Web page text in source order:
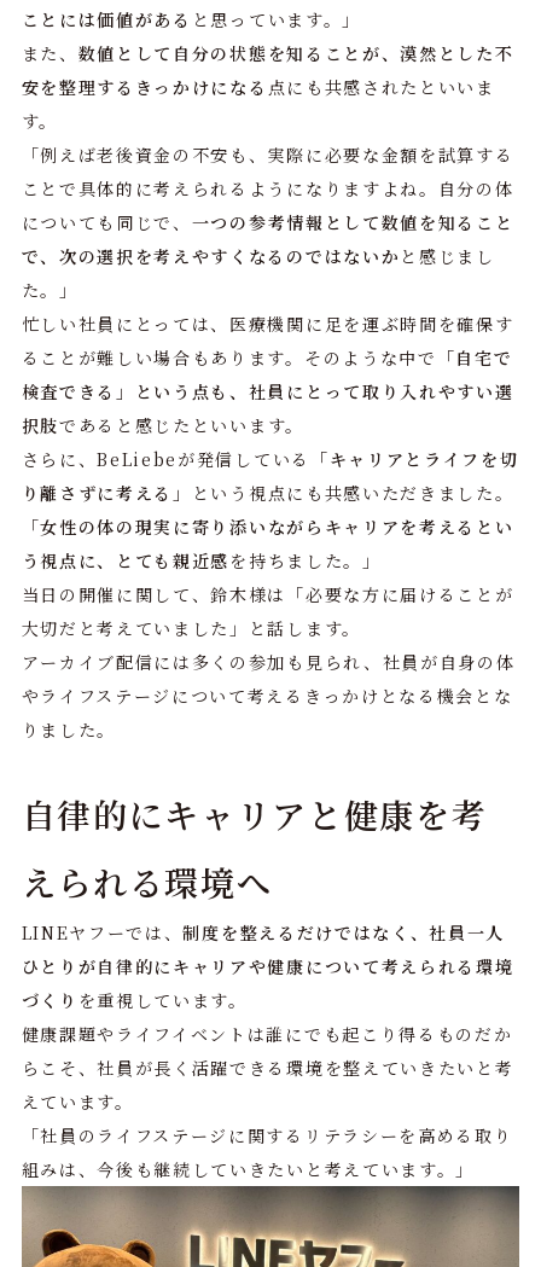
ことには価値がある と思っています。」
また、 数値として自分の状態を知ることが、漠然とした不
安を整理するきっかけになる 点にも共感されたといいま
す。
「例えば老後資金の不安も、実際に必要な金額を試算する
ことで具体的に考えられるようになりますよね。自分の体
についても同じで、 一つの参考情報として数値を知ること
で、次の選択を考えやすくなるのではないか と感じまし
た。」
忙しい社員にとっては、医療機関に足を運ぶ時間を確保す
ることが難しい場合もあります。そのような中で 「自宅で
検査できる」という点も、社員にとって取り入れやすい選
択肢であると感じたといいます。
さらに、BeLiebeが発信している
「キャリアとライフを切
り離さずに考える」
という視点にも共感いただきました。
「女性の体の現実に寄り添いながらキャリアを考えるとい
う視点に、とても親近感 を持ちました。」
当日の開催に関して、鈴木様は「必要な方に届けることが
大切だと考えていました」と話します。
アーカイブ配信には多くの参加も見られ、社員が自身の体
やライフステージについて考えるきっかけとなる機会とな
りました。
自律的にキャリアと健康を考
えられる環境へ
LINEヤフーでは、制度を整えるだけではなく、社員一人
ひとりが自律的にキャリアや健康について考えられる環境
づくり を重視しています。
健康課題やライフイベントは誰にでも起こり得るものだか
らこそ、社員が長く活躍できる環境を整えていきたいと考
えています。
「社員のライフステージに関するリテラシーを高める取り
組みは、今後も継続していきたいと考えています。」